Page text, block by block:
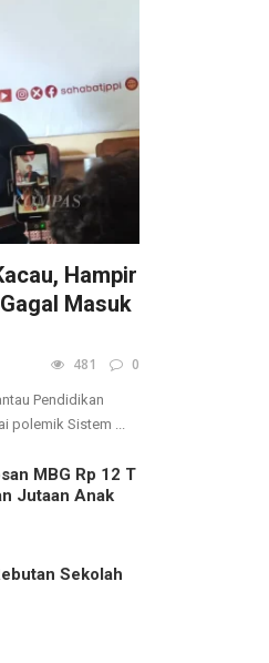
Hampir
Masuk
481 0
Pendidikan
polemik Sistem ...
MBG Rp 12 T
Jutaan Anak
Sekolah